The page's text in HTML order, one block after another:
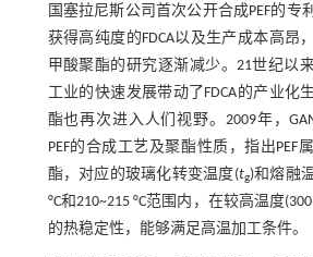
国塞拉尼斯公司首次公开合成PEF的专
获得高纯度的FDCA以及生产成本高昂
甲酸聚酯的研究逐渐减少。21世纪以
工业的快速发展带动了FDCA的产业化
酯也再次进入人们视野。2009年，
PEF的合成工艺及聚酯性质，指出PEF
酯，对应的玻璃化转变温度(tg)和熔融
°C和210~215 °C范围内，在较高温度
的热稳定性，能够满足高温加工条件。